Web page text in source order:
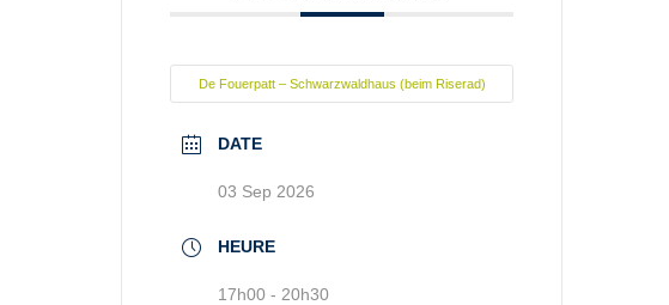
De Fouerpatt – Schwarzwaldhaus (beim Riserad)
DATE
03 Sep 2026
HEURE
17h00 - 20h30